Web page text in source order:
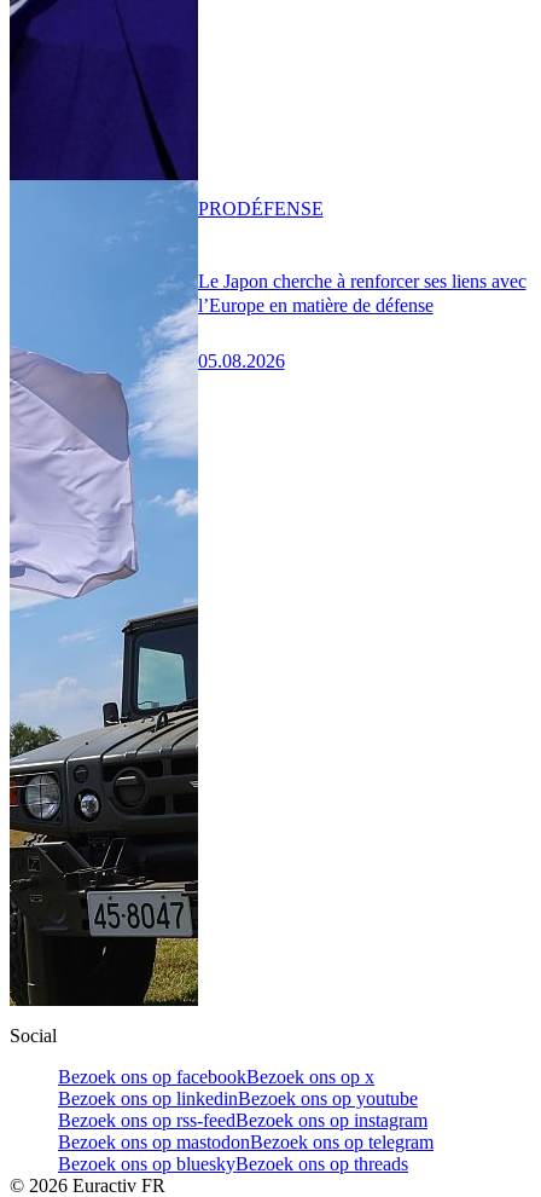
Le Japon cherche à renforcer ses liens avec
l’Europe en matière de défense
05.08.2026
PRODÉFENSE
Social
Bezoek ons op facebookBezoek ons op x
Bezoek ons op linkedinBezoek ons op youtube
Bezoek ons op rss-feedBezoek ons op instagram
Bezoek ons op mastodonBezoek ons op telegram
Bezoek ons op blueskyBezoek ons op threads
© 2026 Euractiv FR